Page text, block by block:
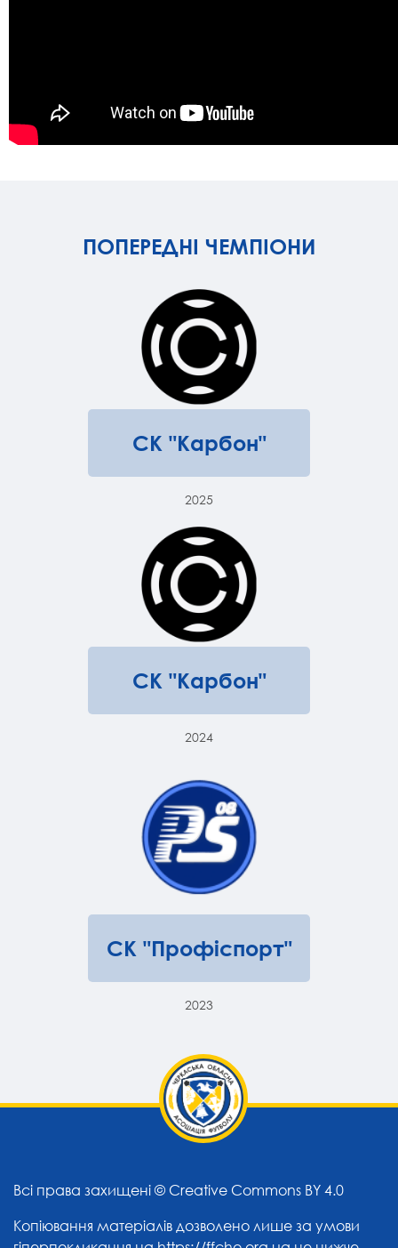
ПОПЕРЕДНІ ЧЕМПІОНИ
СК "Карбон"
2025
СК "Карбон"
2024
СК "Профіспорт"
2023
Всі права захищені © Creative Commons BY 4.0
Копіювання матеріалів дозволено лише за умови